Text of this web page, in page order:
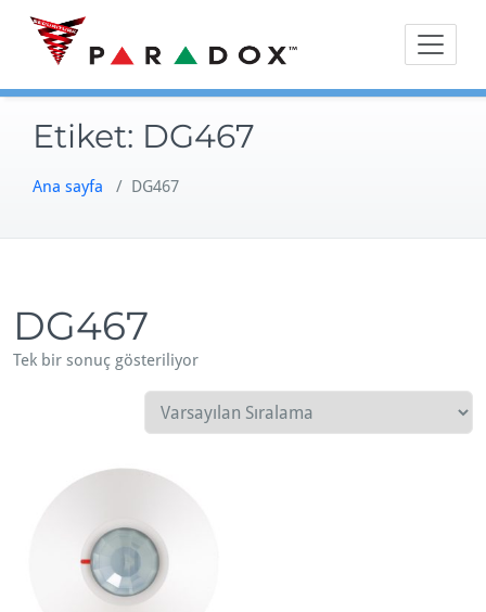
Skip
content
Etiket: DG467
Ana sayfa / DG467
DG467
Tek bir sonuç gösteriliyor